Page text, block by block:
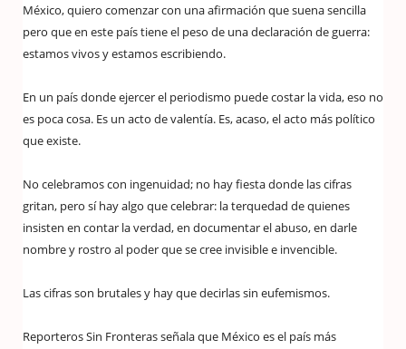
México, quiero comenzar con una afirmación que suena sencilla
pero que en este país tiene el peso de una declaración de guerra:
estamos vivos y estamos escribiendo.
En un país donde ejercer el periodismo puede costar la vida, eso no
es poca cosa. Es un acto de valentía. Es, acaso, el acto más político
que existe.
No celebramos con ingenuidad; no hay fiesta donde las cifras
gritan, pero sí hay algo que celebrar: la terquedad de quienes
insisten en contar la verdad, en documentar el abuso, en darle
nombre y rostro al poder que se cree invisible e invencible.
Las cifras son brutales y hay que decirlas sin eufemismos.
Reporteros Sin Fronteras señala que México es el país más